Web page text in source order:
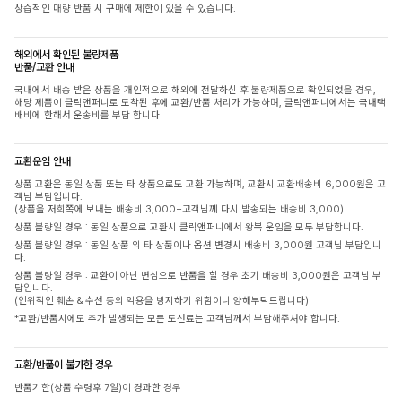
상습적인 대량 반품 시 구매에 제한이 있을 수 있습니다.
해외에서 확인된 불량제품
반품/교환 안내
국내에서 배송 받은 상품을 개인적으로 해외에 전달하신 후 불량제품으로 확인되었을 경우,
해당 제품이 클릭앤퍼니로 도착된 후에 교환/반품 처리가 가능하며, 클릭앤퍼니에서는 국내택
배비에 한해서 운송비를 부담 합니다
교환운임 안내
상품 교환은 동일 상품 또는 타 상품으로도 교환 가능하며, 교환시 교환배송비 6,000원은 고
객님 부담입니다.
(상품을 저희쪽에 보내는 배송비 3,000+고객님께 다시 발송되는 배송비 3,000)
상품 불량일 경우 : 동일 상품으로 교환시 클릭앤퍼니에서 왕복 운임을 모두 부담합니다.
상품 불량일 경우 : 동일 상품 외 타 상품이나 옵션 변경시 배송비 3,000원 고객님 부담입니
다.
상품 불량일 경우 : 교환이 아닌 변심으로 반품을 할 경우 초기 배송비 3,000원은 고객님 부
담입니다.
(인위적인 훼손 & 수선 등의 악용을 방지하기 위함이니 양해부탁드립니다)
*교환/반품시에도 추가 발생되는 모든 도선료는 고객님께서 부담해주셔야 합니다.
교환/반품이 불가한 경우
반품기한(상품 수령후 7일)이 경과한 경우